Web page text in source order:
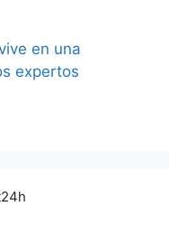
en una
expertos